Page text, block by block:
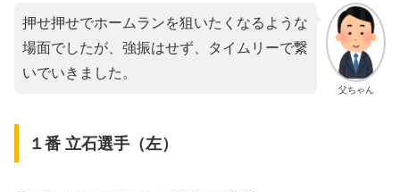
父ちゃん
押せ押せでホームランを狙いたくなるような
場面でしたが、強振はせず、タイムリーで繋
いでいきました。
１番 立石選手（左）